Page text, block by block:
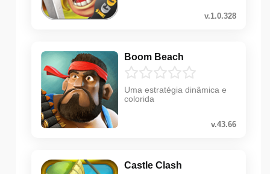
v.1.0.328
Boom Beach
Uma estratégia dinâmica e
colorida
v.43.66
Castle Clash